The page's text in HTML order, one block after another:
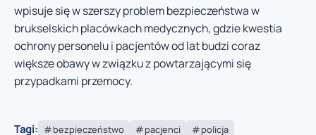
wpisuje się w szerszy problem bezpieczeństwa w
brukselskich placówkach medycznych, gdzie kwestia
ochrony personelu i pacjentów od lat budzi coraz
większe obawy w związku z powtarzającymi się
przypadkami przemocy.
Tagi: bezpieczeństwo pacjenci
policja